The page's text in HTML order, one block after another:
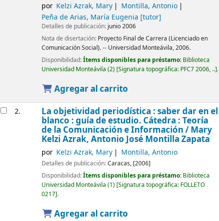
por Kelzi Azrak, Mary
Montilla, Antonio
Peña de Arias, María Eugenia [tutor]
Detalles de publicación: junio 2006
Nota de disertación: Proyecto Final de Carrera (Licenciado en
Comunicación Social). -- Universidad Monteávila, 2006.
Disponibilidad:Ítems disponibles para préstamo: Biblioteca
Universidad Monteávila (2) Signatura topográfica: PFC7 2006, .. .
Agregar al carrito
2. La objetividad periodística : saber dar en el
blanco : guía de estudio. Cátedra : Teoría
de la Comunicación e Información / Mary
Kelzi Azrak, Antonio José Montilla Zapata
por Kelzi Azrak, Mary Montilla, Antonio
Detalles de publicación:Caracas, [2006]
Disponibilidad:Ítems disponibles para préstamo: Biblioteca
Universidad Monteávila (1) Signatura topográfica: FOLLETO
0217 .
Agregar al carrito